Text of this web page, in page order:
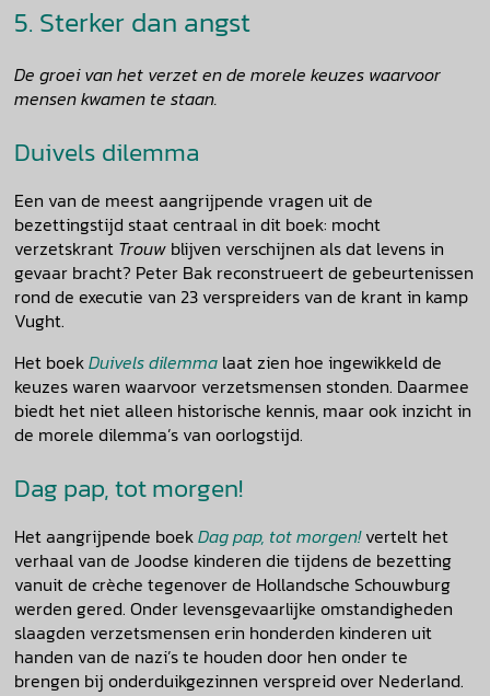
5. Sterker dan angst
De groei van het verzet en de morele keuzes waarvoor
mensen kwamen te staan.
Duivels dilemma
Een van de meest aangrijpende vragen uit de
bezettingstijd staat centraal in dit boek: mocht
verzetskrant Trouw blijven verschijnen als dat levens in
gevaar bracht? Peter Bak reconstrueert de gebeurtenissen
rond de executie van 23 verspreiders van de krant in kamp
Vught.
Het boekDuivels dilemma laat zien hoe ingewikkeld de
keuzes waren waarvoor verzetsmensen stonden. Daarmee
biedt het niet alleen historische kennis, maar ook inzicht in
de morele dilemma’s van oorlogstijd.
Dag pap, tot morgen!
Het aangrijpende boekDag pap, tot morgen!vertelt het
verhaal van de Joodse kinderen die tijdens de bezetting
vanuit de crèche tegenover de Hollandsche Schouwburg
werden gered. Onder levensgevaarlijke omstandigheden
slaagden verzetsmensen erin honderden kinderen uit
handen van de nazi’s te houden door hen onder te
brengen bij onderduikgezinnen verspreid over Nederland.